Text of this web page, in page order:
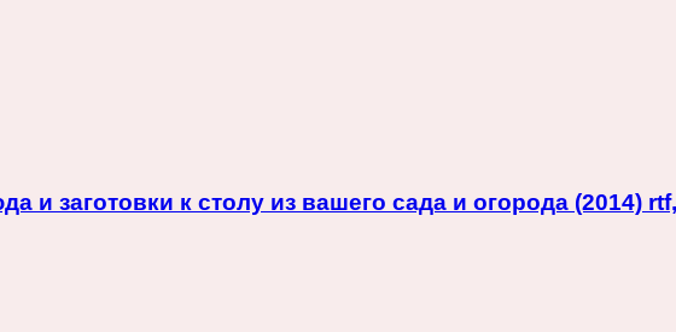
заготовки к столу из вашего сада и огорода (2014)